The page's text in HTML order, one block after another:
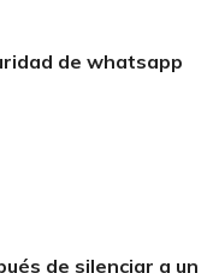
de whatsapp
de silenciar a un